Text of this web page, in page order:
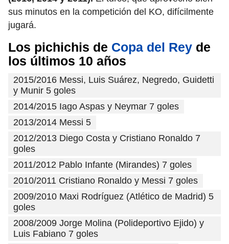
sus minutos en la competición del KO, difícilmente
jugará.
Los pichichis de Copa del Rey de
los últimos 10 años
2015/2016 Messi, Luis Suárez, Negredo, Guidetti
y Munir 5 goles
2014/2015 Iago Aspas y Neymar 7 goles
2013/2014 Messi 5
2012/2013 Diego Costa y Cristiano Ronaldo 7
goles
2011/2012 Pablo Infante (Mirandes) 7 goles
2010/2011 Cristiano Ronaldo y Messi 7 goles
2009/2010 Maxi Rodríguez (Atlético de Madrid) 5
goles
2008/2009 Jorge Molina (Polideportivo Ejido) y
Luis Fabiano 7 goles